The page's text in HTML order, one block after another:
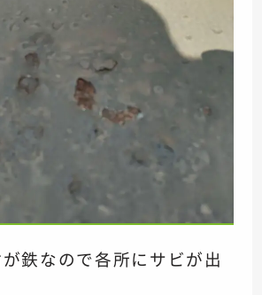
鉄なので各所にサビが出